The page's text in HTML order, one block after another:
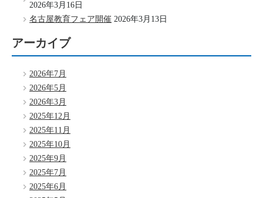
2026年3月16日
名古屋教育フェア開催 2026年3月13日
アーカイブ
2026年7月
2026年5月
2026年3月
2025年12月
2025年11月
2025年10月
2025年9月
2025年7月
2025年6月